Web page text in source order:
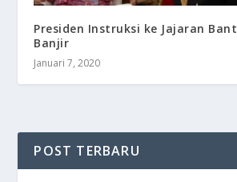
Presiden Instruksi ke Jajaran
Banjir
Januari 7, 2020
POST TERBARU